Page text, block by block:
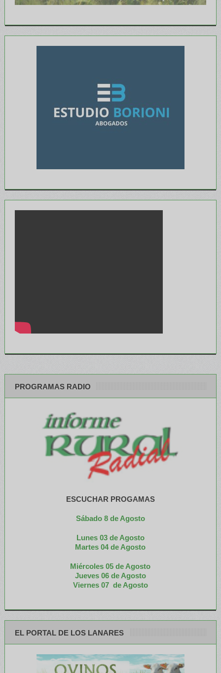
PROGRAMAS RADIO
ESCUCHAR PROGAMAS
Sábado 8 de Agosto
Lunes 03 de Agosto
Martes 04 de Agosto
Miércoles 05 de Agosto
Jueves 06 de Agosto
Viernes 07 de Agosto
EL PORTAL DE LOS LANARES